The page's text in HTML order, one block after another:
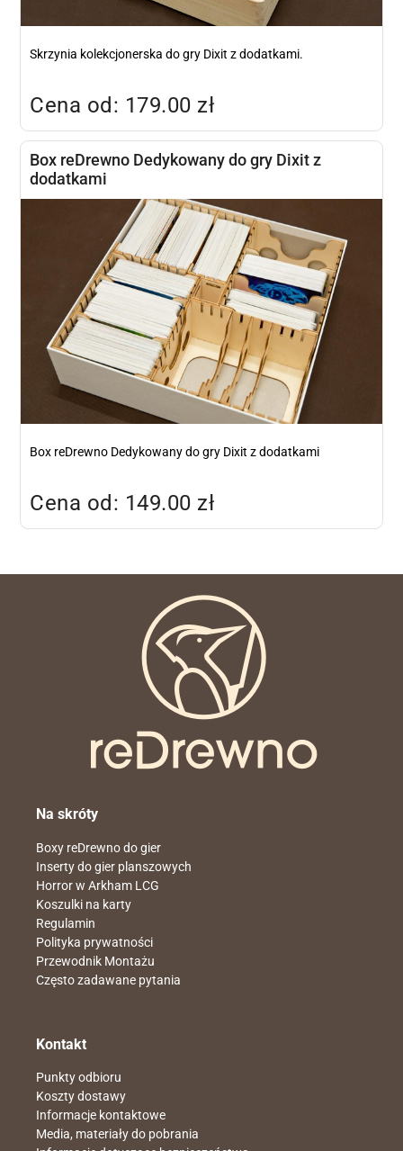
Skrzynia kolekcjonerska do gry Dixit z dodatkami.
Cena od: 179.00 zł
Box reDrewno Dedykowany do gry Dixit z
dodatkami
Box reDrewno Dedykowany do gry Dixit z dodatkami
Cena od: 149.00 zł
Na skróty
Boxy reDrewno do gier
Inserty do gier planszowych
Horror w Arkham LCG
Koszulki na karty
Regulamin
Polityka prywatności
Przewodnik Montażu
Często zadawane pytania
Kontakt
Punkty odbioru
Koszty dostawy
Informacje kontaktowe
Media, materiały do pobrania